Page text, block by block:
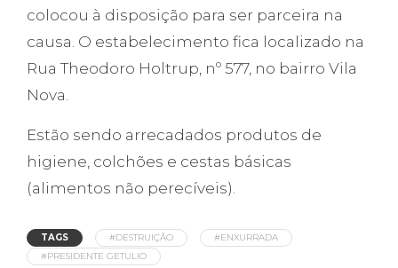
colocou à disposição para ser parceira na
causa. O estabelecimento fica localizado na
Rua Theodoro Holtrup, nº 577, no bairro Vila
Nova.
Estão sendo arrecadados produtos de
higiene, colchões e cestas básicas
(alimentos não perecíveis).
TAGS #DESTRUIÇÃO
#ENXURRADA
#PRESIDENTE GETULIO